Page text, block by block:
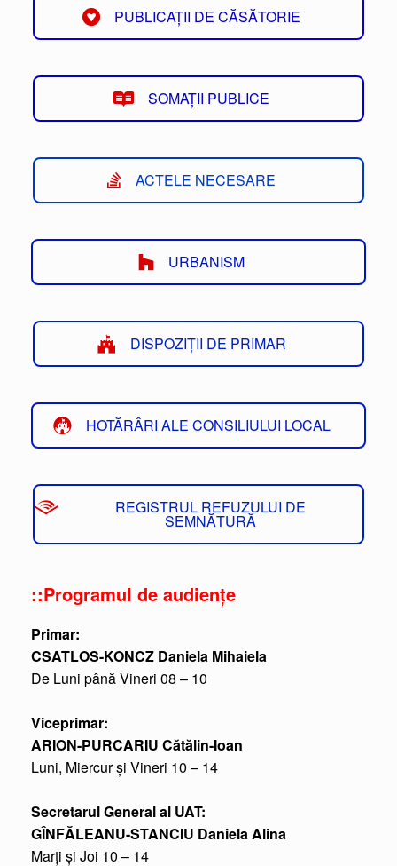
PUBLICAȚII DE CĂSĂTORIE
SOMAȚII PUBLICE
ACTELE NECESARE
URBANISM
DISPOZIȚII DE PRIMAR
HOTĂRÂRI ALE CONSILIULUI LOCAL
REGISTRUL REFUZULUI DE
SEMNĂTURĂ
::Programul de audiențe
Primar:
CSATLOS-KONCZ Daniela Mihaiela
De Luni până Vineri 08 – 10
Viceprimar:
ARION-PURCARIU Cătălin-Ioan
Luni, Miercur și Vineri 10 – 14
Secretarul General al UAT:
GÎNFĂLEANU-STANCIU Daniela Alina
Marți și Joi 10 – 14